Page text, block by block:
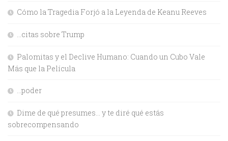
Cómo la Tragedia Forjó a la Leyenda de Keanu Reeves
…citas sobre Trump
Palomitas y el Declive Humano: Cuando un Cubo Vale
Más que la Película
…poder
Dime de qué presumes… y te diré qué estás
sobrecompensando